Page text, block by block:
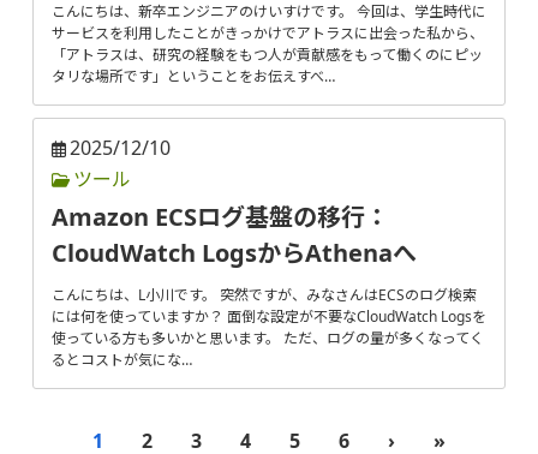
こんにちは、新卒エンジニアのけいすけです。 今回は、学生時代に
サービスを利用したことがきっかけでアトラスに出会った私から、
「アトラスは、研究の経験をもつ人が貢献感をもって働くのにピッ
タリな場所です」ということをお伝えすべ…
2025/12/10
ツール
Amazon ECSログ基盤の移行：
CloudWatch LogsからAthenaへ
こんにちは、L小川です。 突然ですが、みなさんはECSのログ検索
には何を使っていますか？ 面倒な設定が不要なCloudWatch Logsを
使っている方も多いかと思います。 ただ、ログの量が多くなってく
るとコストが気にな…
1 2 3 4 5 6 › »